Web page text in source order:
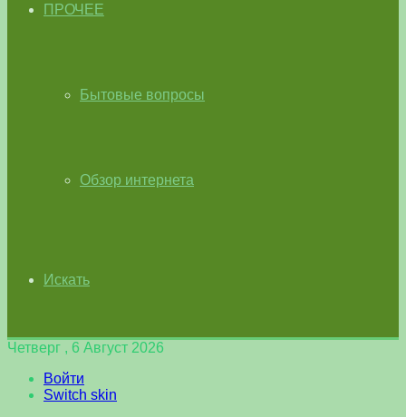
ПРОЧЕЕ
Бытовые вопросы
Обзор интернета
Искать
Четверг , 6 Август 2026
Войти
Switch skin